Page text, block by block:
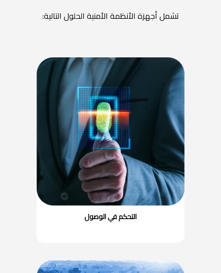
تشمل أجهزة الأنظمة الأمنية الحلول التالية:
التحكم في الوصول